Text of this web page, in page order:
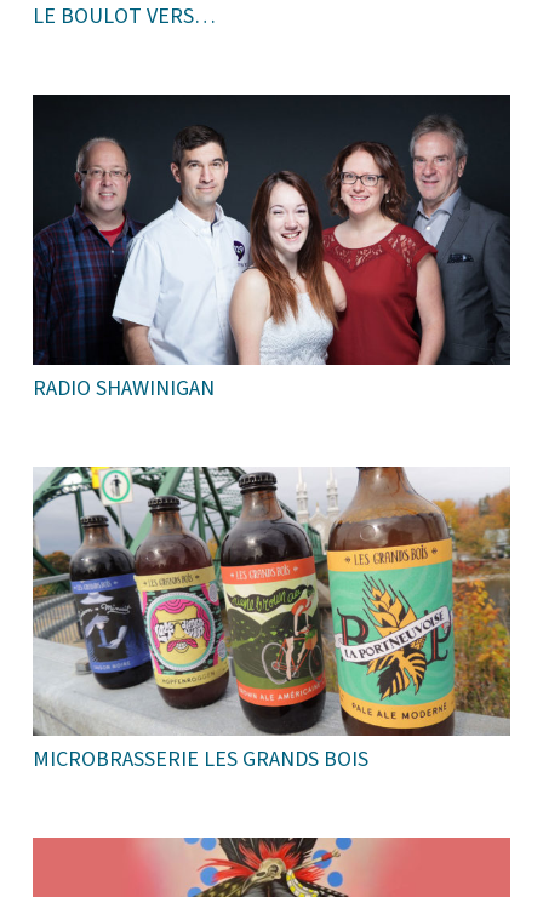
LE BOULOT VERS…
RADIO SHAWINIGAN
MICROBRASSERIE LES GRANDS BOIS